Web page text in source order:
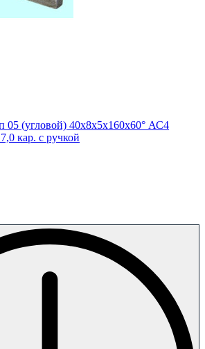
05 (угловой) 40х8х5х160х60° АС4
кар. с ручкой